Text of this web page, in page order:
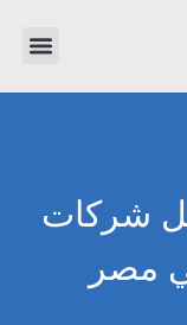
شركات
مصر